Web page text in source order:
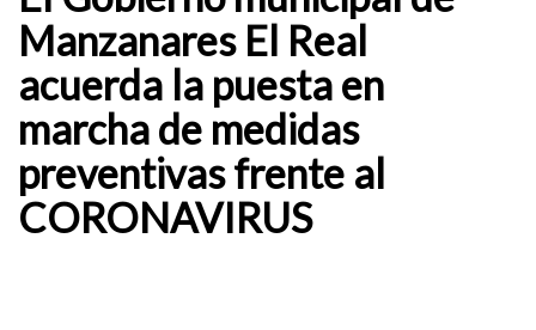
Manzanares El Real
acuerda la puesta en
marcha de medidas
preventivas frente al
CORONAVIRUS